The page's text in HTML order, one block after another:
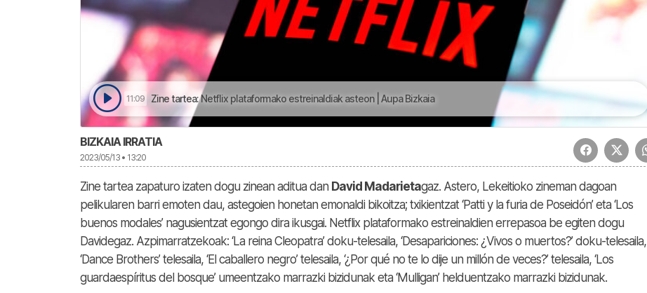
11:09 Zine tartea: Netflix plataformako estreinaldiak asteon | Aupa Bizkaia
BIZKAIA IRRATIA
2023/05/13 • 13:20
Zine tartea zapaturo izaten dogu zinean aditua dan David Madarietagaz. Astero, Lekeitioko zineman dagoan
pelikularen barri emoten dau, astegoien honetan emonaldi bikoitza; txikientzat ‘Patti y la furia de Poseidón’ eta ‘Los
buenos modales’ nagusientzat egongo dira ikusgai. Netflix plataformako estreinaldien errepasoa be egiten dogu
Davidegaz. Azpimarratzekoak: ‘La reina Cleopatra’ doku-telesaila, ‘Desapariciones: ¿Vivos o muertos?’ doku-telesaila,
‘Dance Brothers’ telesaila, ‘El caballero negro’ telesaila, ‘¿Por qué no te lo dije un millón de veces?’ telesaila, ‘Los
guardaespíritus del bosque’ umeentzako marrazki bizidunak eta ‘Mulligan’ helduentzako marrazki bizidunak.